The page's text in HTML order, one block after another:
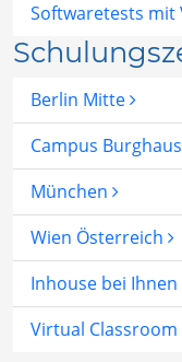
Softwaretests mit
Berlin Mitte
Campus
München
Wien Österreich
Inhouse bei
Virtual